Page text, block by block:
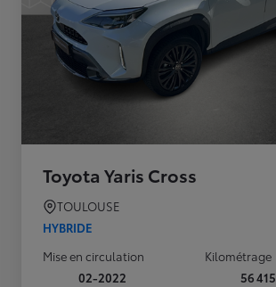
Toyota Yaris Cross
TOULOUSE
HYBRIDE
Mise en circulation
02-2022
Kilométrage
56